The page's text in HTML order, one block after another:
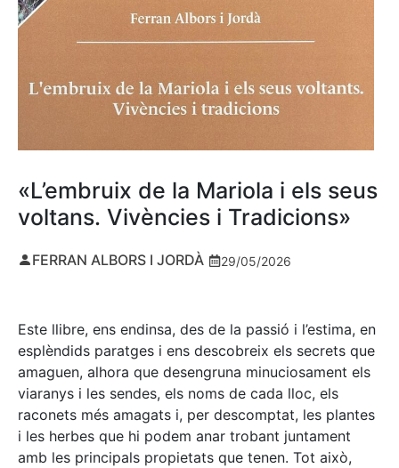
«L’embruix de la Mariola i els seus
voltans. Vivències i Tradicions»
FERRAN ALBORS I JORDÀ 29/05/2026
Este llibre, ens endinsa, des de la passió i l’estima, en
esplèndids paratges i ens descobreix els secrets que
amaguen, alhora que desengruna minuciosament els
viaranys i les sendes, els noms de cada lloc, els
raconets més amagats i, per descomptat, les plantes
i les herbes que hi podem anar trobant juntament
amb les principals propietats que tenen. Tot això,